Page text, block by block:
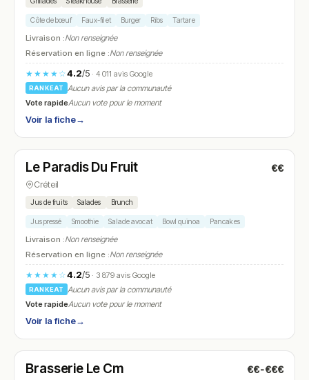
Côte de bœuf Faux-filet Burger Ribs Tartare
Livraison :Non renseignée
Réservation en ligne :Non renseignée
★★★★☆4.2/5· 4 011 avis Google
RANKEAT
Aucun avis par la communauté
Vote rapideAucun vote pour le moment
Voir la fiche→
N° 24
Le Paradis Du Fruit €€
Créteil
Jus de fruits Salades Brunch
Jus pressé Smoothie Salade avocat Bowl quinoa Pancakes
Livraison :Non renseignée
Réservation en ligne :Non renseignée
★★★★☆4.2/5· 3 879 avis Google
RANKEAT
Aucun avis par la communauté
Vote rapideAucun vote pour le moment
Voir la fiche→
N° 25
Brasserie Le Cm €€-€€€